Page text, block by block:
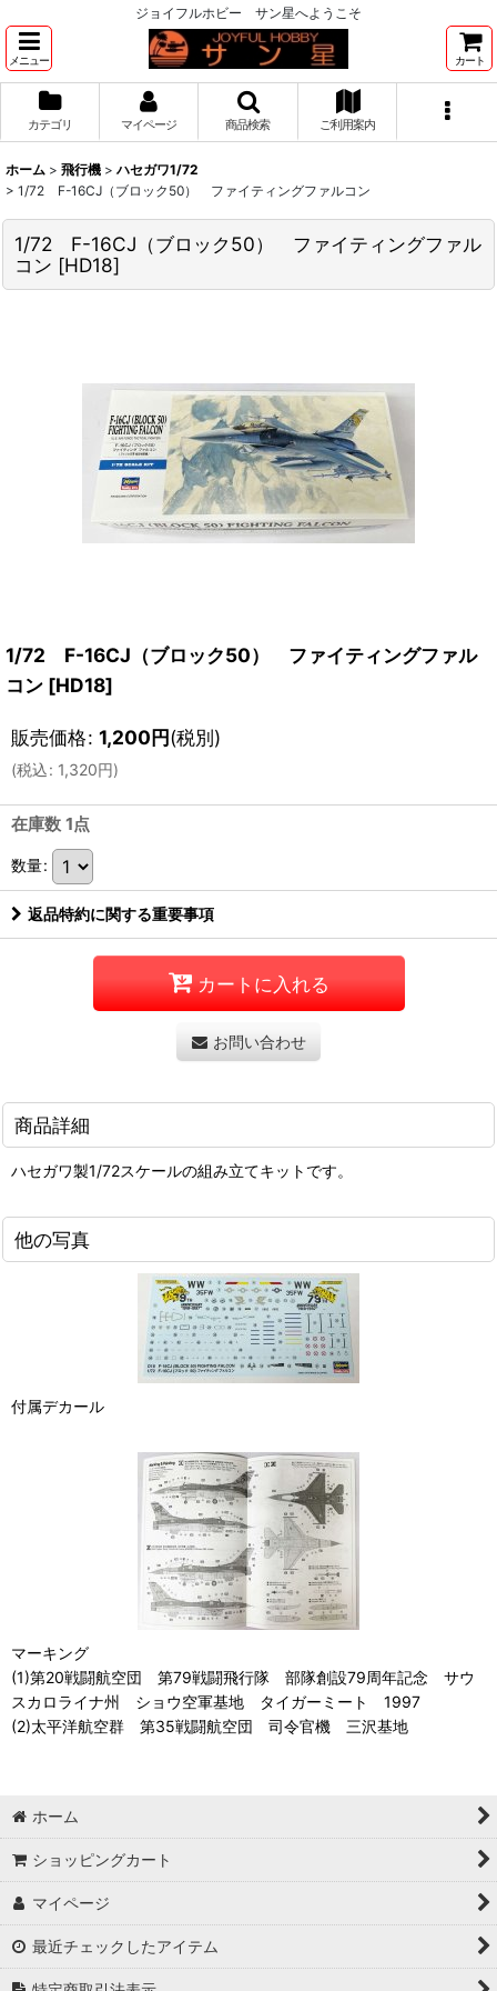
ジョイフルホビー サン星へようこそ
メニュー カート
カテゴリ マイページ 商品検索 ご利用案内
ホーム > 飛行機 > ハセガワ1/72
> 1/72 F-16CJ（ブロック50） ファイティングファルコン
1/72 F-16CJ（ブロック50） ファイティングファル
コン [HD18]
1/72 F-16CJ（ブロック50） ファイティングファル
コン [HD18]
販売価格: 1,200円(税別)
(税込: 1,320円)
在庫数 1点
数量:
返品特約に関する重要事項
カートに入れる
お問い合わせ
商品詳細
ハセガワ製1/72スケールの組み立てキットです。
他の写真
付属デカール
マーキング
(1)第20戦闘航空団 第79戦闘飛行隊 部隊創設79周年記念 サウ
スカロライナ州 ショウ空軍基地 タイガーミート 1997
(2)太平洋航空群 第35戦闘航空団 司令官機 三沢基地
ホーム
ショッピングカート
マイページ
最近チェックしたアイテム